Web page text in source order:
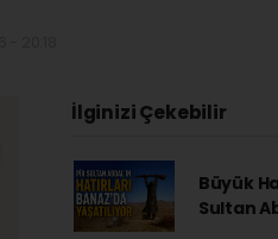
İlginizi Çekebilir
Büyük
Sultan